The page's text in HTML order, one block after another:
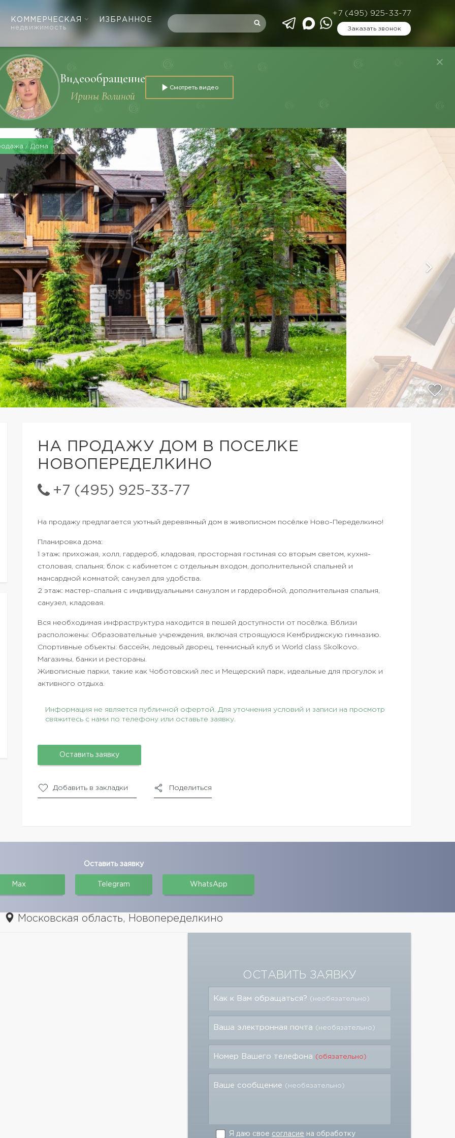
КОММЕРЧЕСКАЯ
недвижимость
ИЗБРАННОЕ
+7 (495) 925-33-77
Заказать звонок
Видеообращение
Ирины Волиной
Смотреть видео
Дома
НА ПРОДАЖУ ДОМ В ПОСЕЛКЕ
НОВОПЕРЕДЕЛКИНО
+7 (495) 925-33-77
На продажу предлагается уютный деревянный дом в живописном посёлке Ново-Переделкино!
Планировка дома:
1 этаж: прихожая, холл, гардероб, кладовая, просторная гостиная со вторым светом, кухня-
столовая, спальня; блок с кабинетом с отдельным входом, дополнительной спальней и
мансардной комнатой; санузел для удобства.
2 этаж: мастер-спальня с индивидуальными санузлом и гардеробной, дополнительная спальня,
санузел, кладовая.
Вся необходимая инфраструктура находится в пешей доступности от посёлка. Вблизи
расположены: Образовательные учреждения, включая строящуюся Кембриджскую гимназию.
Спортивные объекты: бассейн, ледовый дворец, теннисный клуб и World class Skolkovo.
Магазины, банки и рестораны.
Живописные парки, такие как Чоботовский лес и Мещерский парк, идеальные для прогулок и
активного отдыха.
Информация не является публичной офертой. Для уточнения условий и записи на просмотр
свяжитесь с нами по телефону или оставьте заявку.
Оставить заявку
Добавить в закладки Поделиться
Оставить заявку
Max Telegram WhatsApp
Московская область, Новопеределкино
ОСТАВИТЬ ЗАЯВКУ
Как к Вам обращаться? (необязательно)
Ваша электронная почта (необязательно)
Номер Вашего телефона (обязательно)
Ваше сообщение (необязательно)
Я даю свое согласие на обработку